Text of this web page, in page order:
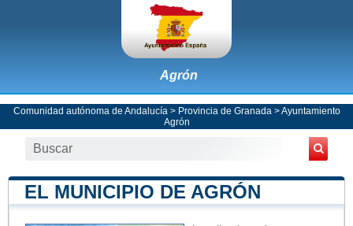
Agrón
Comunidad autónoma de Andalucía > Provincia de Granada >Ayuntamiento
Agrón
EL MUNICIPIO DE AGRÓN